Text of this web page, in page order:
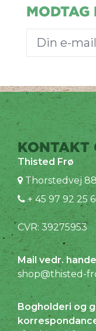
MODTAG
KONTAKT
Thisted Frø
Thorstedvej
+ 45 97 92 25
CVR: 39275953
Mail vedr.
shop@thisted-
Bogholderi og